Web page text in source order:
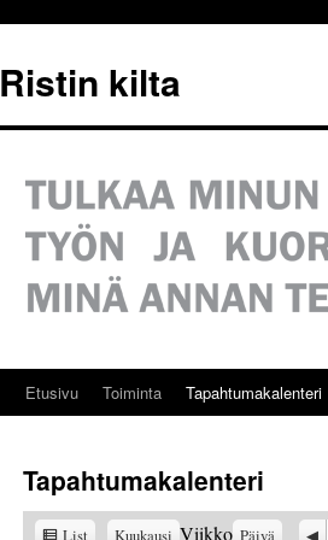
Ristin kilta
Etusivu Toiminta Tapahtumakalenteri
Tapahtumakalenteri
View
List Kuukausi Viikko Päivä